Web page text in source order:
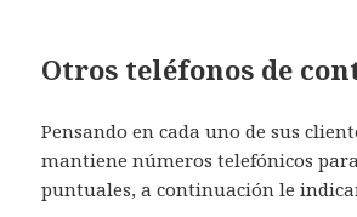
Otros teléfonos de
Pensando en cada uno de sus
mantiene números telefónicos
puntuales, a continuación le